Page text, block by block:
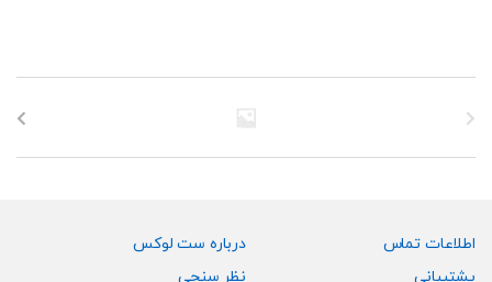
اطلاعات تماس
پشتیبانی
درباره ست لوکس
نظر سنجی